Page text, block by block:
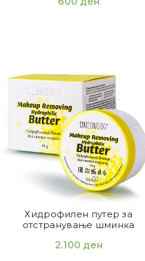
Хидрофилен путер за
отстранување шминка
2.100 ден